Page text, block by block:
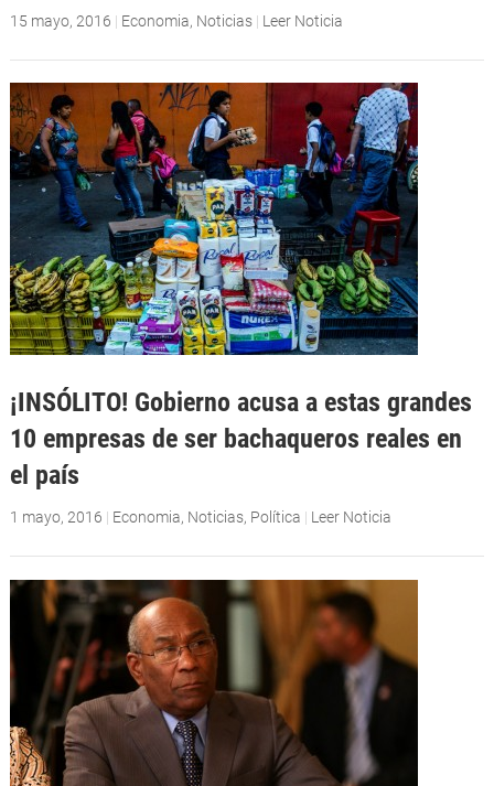
15 mayo, 2016 | Economia, Noticias | Leer Noticia
¡INSÓLITO! Gobierno acusa a estas grandes
10 empresas de ser bachaqueros reales en
el país
1 mayo, 2016 | Economia, Noticias, Política | Leer Noticia